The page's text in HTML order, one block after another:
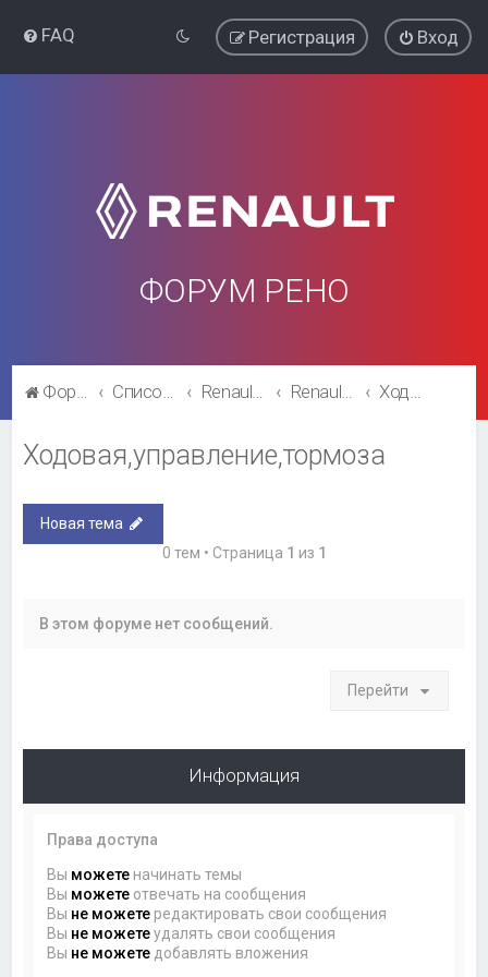
FAQ Вход
Регистрация
ФОРУМ РЕНО
Форум Рено Список форумов Renault Fluence Renault Fluence Ходовая,управление,тормоза
Ходовая,управление,тормоза
Новая тема
0 тем • Страница 1 из 1
В этом форуме нет сообщений.
Перейти
Информация
Права доступа
Вы можете начинать темы
Вы можете отвечать на сообщения
Вы не можете редактировать свои сообщения
Вы не можетеудалять свои сообщения
Вы не можете добавлять вложения